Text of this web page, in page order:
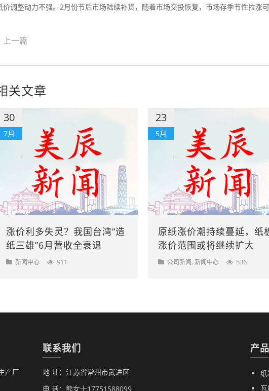
价调整动力不强。2月份节后市场陆续补货，随着市场交投恢复，市场存季节性拉涨可
上一篇
关文章
30
7月
涨价利多失灵？我国台湾“造
纸三雄”6月营收全衰退
新闻中心 911
23
5月
原纸涨价潮持续蔓延，纸
涨价范围或将继续扩大
公司新闻, 新闻中心 536
产厂
联系我们
地 址：江苏省常州市武进区
电 话：熊女士17751588099
产
纸